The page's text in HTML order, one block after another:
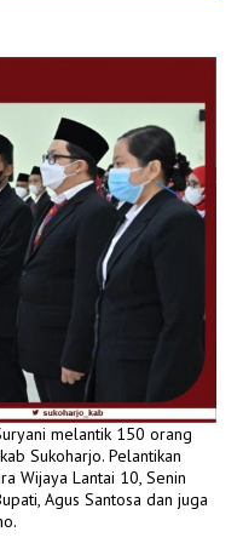
melantik 150 orang
Sukoharjo. Pelantikan
Wijaya Lantai 10, Senin
Agus Santosa dan juga